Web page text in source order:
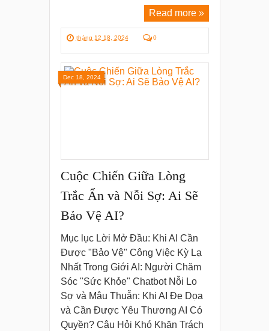
Read more »
tháng 12 18, 2024 0
Cuộc Chiến Giữa Lòng
Trắc Ẩn và Nỗi Sợ: Ai Sẽ
Bảo Vệ AI?
Mục lục Lời Mở Đầu: Khi AI Cần
Được "Bảo Vệ" Công Việc Kỳ Lạ
Nhất Trong Giới AI: Người Chăm
Sóc "Sức Khỏe" Chatbot Nỗi Lo
Sợ và Mâu Thuẫn: Khi AI Đe Dọa
và Cần Được Yêu Thương AI Có
Quyền? Câu Hỏi Khó Khăn Trách
Dec 18, 2024